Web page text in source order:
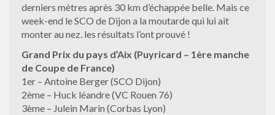
derniers mètres après 30 km d’échappée belle. Mais ce
week-end le SCO de Dijon a la moutarde qui lui ait
monter au nez. les résultats l’ont prouvé !
Grand Prix du pays d’Aix (Puyricard – 1ère manche
de Coupe de France)
1er – Antoine Berger (SCO Dijon)
2ème – Huck léandre (VC Rouen 76)
3ème – Julein Marin (Corbas Lyon)